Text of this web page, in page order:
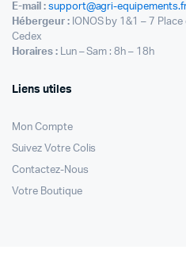
E-mail : support@agri-
Hébergeur :IONOS by 1&1 – 7
Cedex
Horaires :Lun – Sam : 8h – 18h
Liens utiles
Mon Compte
Suivez Votre Colis
Contactez-Nous
Votre Boutique